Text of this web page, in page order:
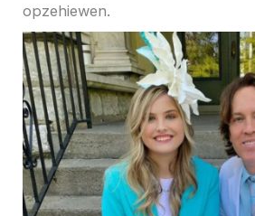
opzehiewen.